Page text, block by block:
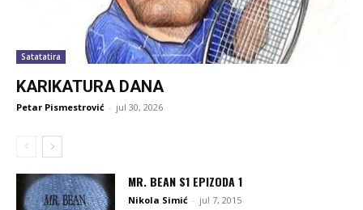
Satatatira
KARIKATURA DANA
Petar Pismestrović - jul 30, 2026
MR. BEAN S1 EPIZODA 1
Nikola Simić - jul 7, 2015